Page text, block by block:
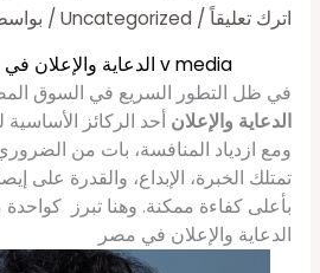
اترك تعليقاً /
Uncategorized
/
v media الدعاية والإعلان في مصر في شركه
في ظل التطور السريع في السوق
الدعاية والإعلان أحد الركائز
ومع ازدياد المنافسة، بات من
تمتلك الخبرة، الإبداع، والقدرة على
بأعلى كفاءة ممكنة. وهنا تبرز
الدعاية والإعلان في مصر